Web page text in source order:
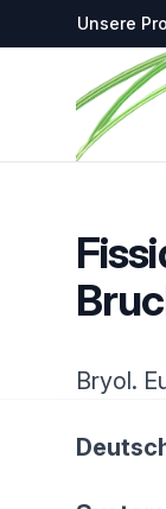
Startseite
Bryol.